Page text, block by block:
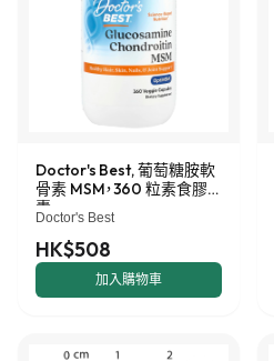
Doctor's Best, 葡萄糖胺軟
骨素 MSM，360 粒素食膠
囊
Doctor's Best
HK$508
加入購物車